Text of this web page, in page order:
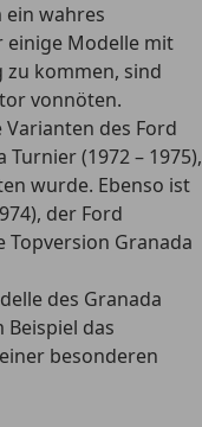
ein wahres
einige Modelle mit
zu kommen, sind
vonnöten.
des Ford
(1972 – 1975),
wurde. Ebenso ist
der Ford
Topversion Granada
des Granada
das
besonderen